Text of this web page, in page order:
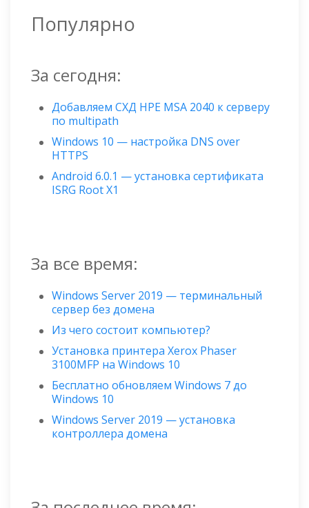
Популярно
За сегодня:
Добавляем СХД HPE MSA 2040 к серверу
по multipath
Windows 10 — настройка DNS over
HTTPS
Android 6.0.1 — установка сертификата
ISRG Root X1
За все время:
Windows Server 2019 — терминальный
сервер без домена
Из чего состоит компьютер?
Установка принтера Xerox Phaser
3100MFP на Windows 10
Бесплатно обновляем Windows 7 до
Windows 10
Windows Server 2019 — установка
контроллера домена